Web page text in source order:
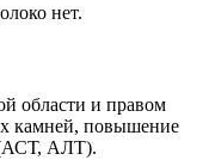
нет.
области и правом
камней, повышение
(АСТ, АЛТ).